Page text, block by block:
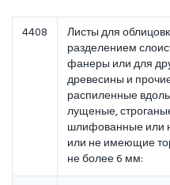
4408
Листы для
разделением
фанеры или для
древесины и
распиленные
лущеные,
шлифованные
или не имеющие
не более 6 мм: